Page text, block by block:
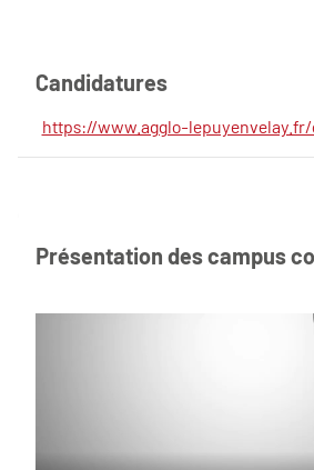
Candidatures
https://www.agglo-
Présentation des campus